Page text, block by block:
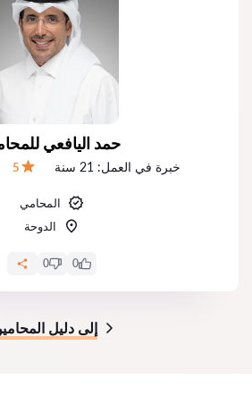
حمد اليافعي
خبرة في العمل: 21 سنة 5
المحامي
الدوحة
0
0
إلى دليل